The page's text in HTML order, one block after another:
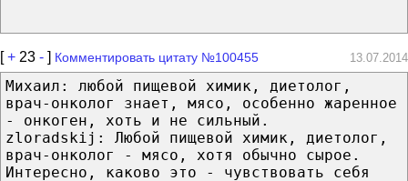
[+ 23 - ] Комментировать цитату №100455 13.07.2014
Михаил: любой пищевой химик, диетолог,
врач-онколог знает, мясо, особенно жаренное
- онкоген, хоть и не сильный.
zloradskij: Любой пищевой химик, диетолог,
врач-онколог - мясо, хотя обычно сырое.
Интересно, каково это - чувствовать себя